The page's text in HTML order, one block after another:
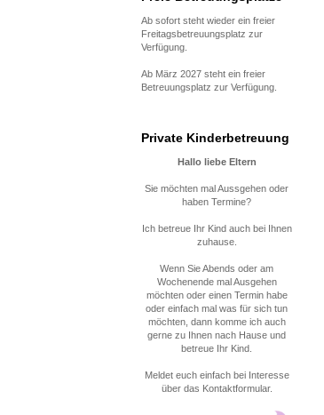
Ab sofort steht wieder ein freier
Freitagsbetreuungsplatz zur
Verfügung.
Ab März 2027 steht ein freier
Betreuungsplatz zur Verfügung.
Private Kinderbetreuung
Hallo liebe Eltern
Sie möchten mal Aussgehen oder
haben Termine?
Ich betreue Ihr Kind auch bei Ihnen
zuhause.
Wenn Sie Abends oder am
Wochenende mal Ausgehen
möchten oder einen Termin habe
oder einfach mal was für sich tun
möchten, dann komme ich auch
gerne zu Ihnen nach Hause und
betreue Ihr Kind.
Meldet euch einfach bei Interesse
über das Kontaktformular.